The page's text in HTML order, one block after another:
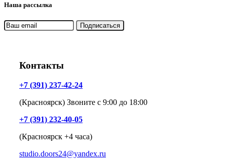
Наша рассылка
Контакты
+7 (391) 237-42-24
(Красноярск) Звоните с 9:00 до 18:00
+7 (391) 232-40-05
(Красноярск +4 часа)
studio.doors24@yandex.ru